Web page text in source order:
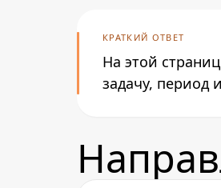
КРАТКИЙ ОТВЕТ
На этой
задачу, период